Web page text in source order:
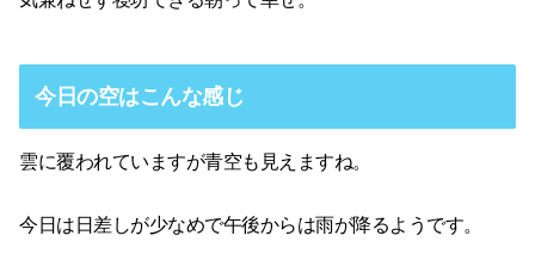
今日の空はこんな感じ
雲に覆われていますが青空も見えますね。
今日は日差しが少なめで午後からは雨が降るようです。